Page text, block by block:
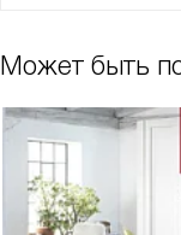
Может быть